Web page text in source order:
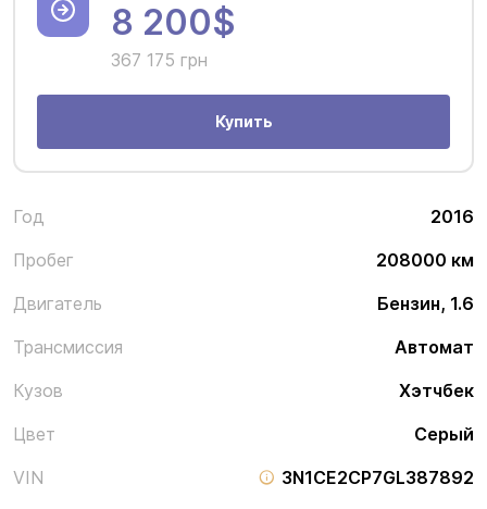
Год
2016
Пробег
208000 км
Двигатель
Бензин, 1.6
Трансмиссия
Автомат
Кузов
Хэтчбек
Цвет
Серый
VIN
3N1CE2CP7GL387892
8 200$
367 175 грн
Купить